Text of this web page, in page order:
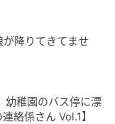
保存し、銀行の
ージのやり取り
らっていた）、
つのフォルダに
降りてきてませ
幼稚園のバス停に漂
絡係さん Vol.1】